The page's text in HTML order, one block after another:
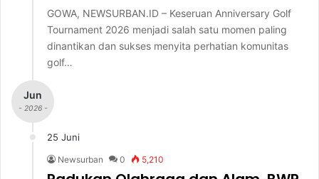
GOWA, NEWSURBAN.ID – Keseruan Anniversary Golf
Tournament 2026 menjadi salah satu momen paling
dinantikan dan sukses menyita perhatian komunitas
golf…
Jun
- 2026 -
25 Juni
Newsurban 0 5,210